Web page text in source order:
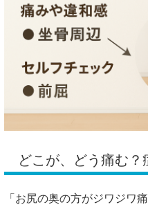
どこが、どう痛む？
「お尻の奥の方がジワジワ